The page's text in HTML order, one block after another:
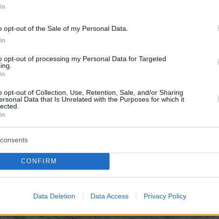
opt-out of the Sale of my Personal Data.
opt-out of processing my Personal Data for Targeted
opt-out of Collection, Use, Retention, Sale, and/or Sharing
Data that Is Unrelated with the Purposes for which it
CONFIRM
Data Deletion Data Access Privacy Policy
τον έλεγχο του οχήματος, βγήκε εκτός
κατέληξε στα χωράφια, με αποτέλεσμα τα
στην καρότσα να πέσουν στο χωράφι
καταπλακώθηκε από το όχημα ελάχιστα